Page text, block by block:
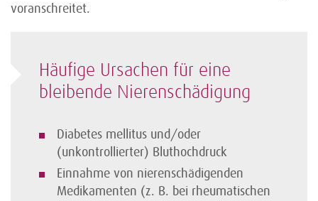
voranschreitet.
Häufige Ursachen für eine
bleibende Nierenschädigung
Diabetes mellitus und/oder
(unkontrollierter) Bluthochdruck
Einnahme von nierenschädigenden
Medikamenten (z. B. bei rheumatischen